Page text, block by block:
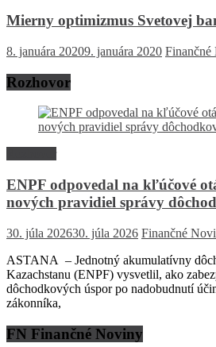
Mierny optimizmus Svetovej
8. januára 20209. januára 2020
Rozhovor
ENPF odpovedal na kľúčové
nových pravidiel správy
30. júla 202630. júla 2026 Finančné
ASTANA – Jednotný akumulatívny
Kazachstanu (ENPF) vysvetlil, ako
dôchodkových úspor po nadobudnutí
zákonníka,
FN Finančné Noviny